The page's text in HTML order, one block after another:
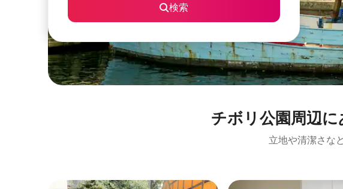
検索
チボリ公園⁠周⁠辺⁠
立地や清潔さな